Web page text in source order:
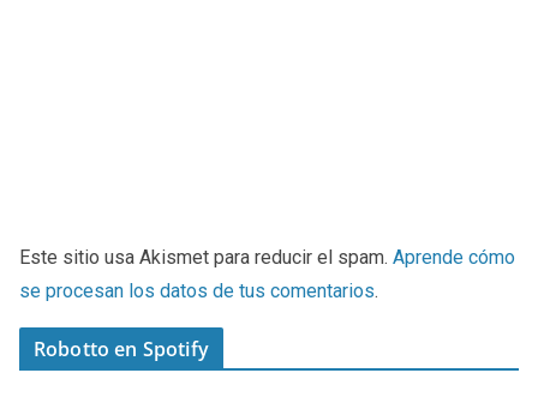
Este sitio usa Akismet para reducir el spam. Aprende cómo
se procesan los datos de tus comentarios.
Robotto en Spotify